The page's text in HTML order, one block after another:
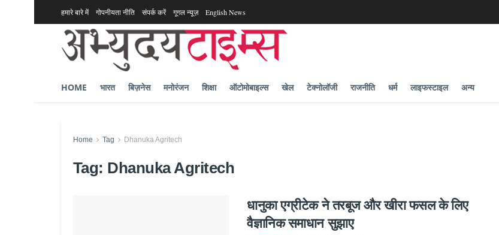
हमारे बारे में गोपनीयता नीति संपर्क करें गूगल न्यूज़ English News
HOME भारत बिज़नेस मनोरंजन शिक्षा ऑटोमोबाइल्स खेल टेक्नोलॉजी राजनीति धर्म लाइफस्टाइल अन्य
Home Tag Dhanuka Agritech
Tag: Dhanuka Agritech
धानुका एग्रीटेक ने तरबूज और खीरा फसल के लिए
वैज्ञानिक समाधान सुझाए